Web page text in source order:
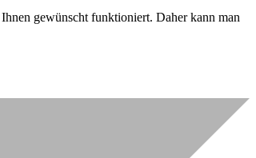
gewünscht funktioniert. Daher kann man